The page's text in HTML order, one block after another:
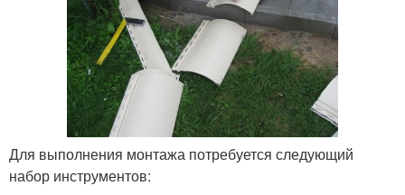
Для выполнения монтажа потребуется следующий
набор инструментов: